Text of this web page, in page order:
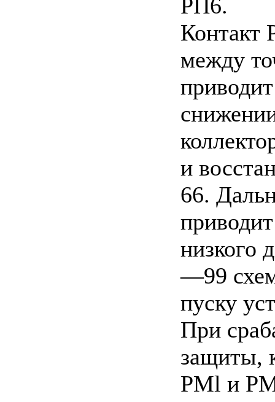
РП6.
Контакт
между
и
66.
низкого
—99
пуску
При
защиты,
PMl и